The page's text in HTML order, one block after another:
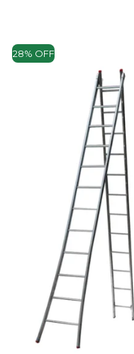
28% OFF